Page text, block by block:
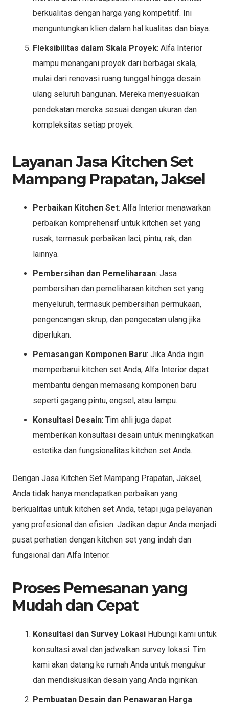
berkualitas dengan harga yang kompetitif. Ini
menguntungkan klien dalam hal kualitas dan biaya.
Fleksibilitas dalam Skala Proyek: Alfa Interior
mampu menangani proyek dari berbagai skala,
mulai dari renovasi ruang tunggal hingga desain
ulang seluruh bangunan. Mereka menyesuaikan
pendekatan mereka sesuai dengan ukuran dan
kompleksitas setiap proyek.
Layanan Jasa Kitchen Set
Mampang Prapatan, Jaksel
Perbaikan Kitchen Set: Alfa Interior menawarkan
perbaikan komprehensif untuk kitchen set yang
rusak, termasuk perbaikan laci, pintu, rak, dan
lainnya.
Pembersihan dan Pemeliharaan: Jasa
pembersihan dan pemeliharaan kitchen set yang
menyeluruh, termasuk pembersihan permukaan,
pengencangan skrup, dan pengecatan ulang jika
diperlukan.
Pemasangan Komponen Baru: Jika Anda ingin
memperbarui kitchen set Anda, Alfa Interior dapat
membantu dengan memasang komponen baru
seperti gagang pintu, engsel, atau lampu.
Konsultasi Desain: Tim ahli juga dapat
memberikan konsultasi desain untuk meningkatkan
estetika dan fungsionalitas kitchen set Anda.
Dengan Jasa Kitchen Set Mampang Prapatan, Jaksel,
Anda tidak hanya mendapatkan perbaikan yang
berkualitas untuk kitchen set Anda, tetapi juga pelayanan
yang profesional dan efisien. Jadikan dapur Anda menjadi
pusat perhatian dengan kitchen set yang indah dan
fungsional dari Alfa Interior.
Proses Pemesanan yang
Mudah dan Cepat
Konsultasi dan Survey Lokasi Hubungi kami untuk
konsultasi awal dan jadwalkan survey lokasi. Tim
kami akan datang ke rumah Anda untuk mengukur
dan mendiskusikan desain yang Anda inginkan.
Pembuatan Desain dan Penawaran Harga